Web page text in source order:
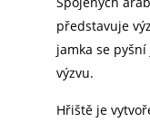
představuje
jamka se
výzvu.
Hřiště je